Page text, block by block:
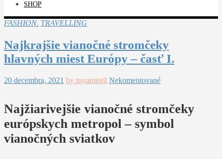
SHOP
FASHION, TRAVELLING
Najkrajšie vianočné stromčeky
hlavných miest Európy – časť I.
20 decembra, 2021 by myamirell Nekomentované
Najžiarivejšie vianočné stromčeky
európskych metropol – symbol
vianočných sviatkov